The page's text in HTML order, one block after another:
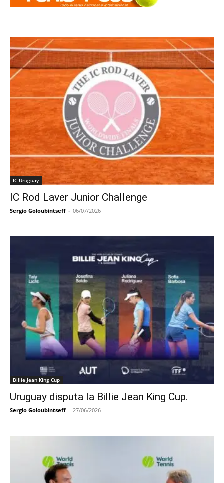
IC Uruguay
IC Rod Laver Junior Challenge
Sergio Goloubintseff - 06/07/2026
Billie Jean King Cup
Uruguay disputa la Billie Jean King Cup.
Sergio Goloubintseff - 27/06/2026